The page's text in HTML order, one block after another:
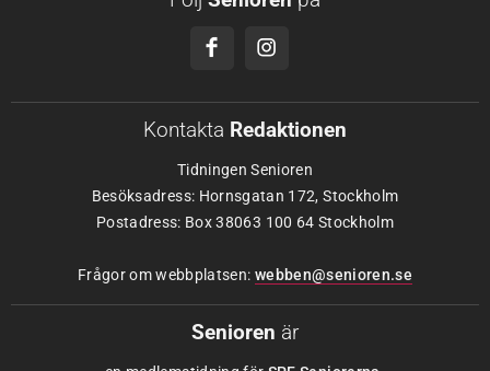
Kontakta Redaktionen
Tidningen Senioren
Besöksadress: Hornsgatan 172, Stockholm
Postadress: Box 38063 100 64 Stockholm
Frågor om webbplatsen: webben@senioren.se
Senioren är